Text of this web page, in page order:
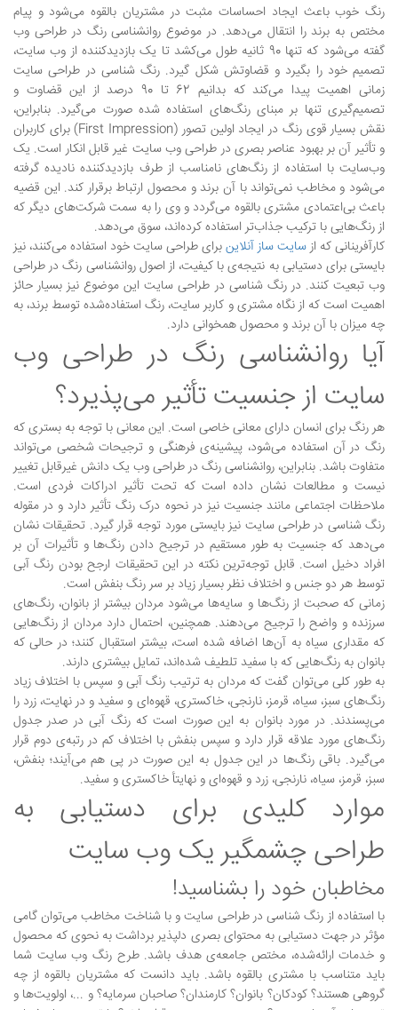
رنگ خوب باعث ایجاد احساسات مثبت در مشتریان بالقوه می‌شود و پیام
مختص به برند را انتقال می‌دهد. در موضوع روانشناسی رنگ در طراحی وب
گفته می‌شود که تنها 90 ثانیه طول می‌کشد تا یک بازدیدکننده از وب سایت،
تصمیم خود را بگیرد و قضاوتش شکل گیرد. رنگ شناسی در طراحی سایت
زمانی اهمیت پیدا می‌کند که بدانیم 62 تا 90 درصد از این قضاوت و
تصمیم‌گیری تنها بر مبنای رنگ‌های استفاده شده صورت می‌گیرد. بنابراین،
نقش بسیار قوی رنگ در ایجاد اولین تصور (First Impression) برای کاربران
و تأثیر آن بر بهبود عناصر بصری در طراحی وب سایت غیر قابل انکار است. یک
وب‌سایت با استفاده از رنگ‌های نامناسب از طرف بازدیدکننده نادیده گرفته
می‌شود و مخاطب نمی‌تواند با آن برند و محصول ارتباط برقرار کند. این قضیه
باعث بی‌اعتمادی مشتری بالقوه می‌گردد و وی را به سمت شرکت‌های دیگر که
از رنگ‌هایی با ترکیب جذاب‌تر استفاده کرده‌اند، سوق می‌دهد.
کارآفرینانی که ازسایت ساز آنلاینبرای طراحی سایت خود استفاده می‌کنند، نیز
بایستی برای دستیابی به نتیجه‌ی با کیفیت، از اصول روانشناسی رنگ در طراحی
وب تبعیت کنند. در رنگ شناسی در طراحی سایت این موضوع نیز بسیار حائز
اهمیت است که از نگاه مشتری و کاربر سایت، رنگ استفاده‌شده توسط برند، به
چه میزان با آن برند و محصول همخوانی دارد.
آیا روانشناسی رنگ در طراحی وب
سایت از جنسیت تأثیر می‌پذیرد؟
هر رنگ برای انسان دارای معانی خاصی است. این معانی با توجه به بستری که
رنگ در آن استفاده می‌شود، پیشینه‌ی فرهنگی و ترجیحات شخصی می‌تواند
متفاوت باشد. بنابراین، روانشناسی رنگ در طراحی وب یک دانش غیرقابل تغییر
نیست و مطالعات نشان داده است که تحت تأثیر ادراکات فردی است.
ملاحظات اجتماعی مانند جنسیت نیز در نحوه درک رنگ تأثیر دارد و در مقوله
رنگ شناسی در طراحی سایت نیز بایستی مورد توجه قرار گیرد. تحقیقات نشان
می‌دهد که جنسیت به طور مستقیم در ترجیح دادن رنگ‌ها و تأثیرات آن بر
افراد دخیل است. قابل توجه‌ترین نکته در این تحقیقات ارجح بودن رنگ آبی
توسط هر دو جنس و اختلاف نظر بسیار زیاد بر سر رنگ بنفش است.
زمانی که صحبت از رنگ‌ها و سایه‌ها می‌شود مردان بیشتر از بانوان، رنگ‌های
سرزنده و واضح را ترجیح می‌دهند. همچنین، احتمال دارد مردان از رنگ‌هایی
که مقداری سیاه به آن‌ها اضافه شده است، بیشتر استقبال کنند؛ در حالی که
بانوان به رنگ‌هایی که با سفید تلطیف شده‌اند، تمایل بیشتری دارند.
به طور کلی می‌توان گفت که مردان به ترتیب رنگ‌ آبی و سپس با اختلاف زیاد
رنگ‌های سبز، سیاه، قرمز، نارنجی، خاکستری، قهوه‌ای و سفید و در نهایت، زرد را
می‌پسندند. در مورد بانوان به این صورت است که رنگ آبی در صدر جدول
رنگ‌های مورد علاقه قرار دارد و سپس بنفش با اختلاف کم در رتبه‌ی دوم قرار
می‌گیرد. باقی رنگ‌ها در این جدول به این صورت در پی هم می‌آیند؛ بنفش،
سبز، قرمز، سیاه، نارنجی، زرد و قهوه‌ای و نهایتأ خاکستری و سفید.
موارد کلیدی برای دستیابی به
طراحی چشمگیر یک وب سایت
مخاطبان خود را بشناسید!
با استفاده از رنگ شناسی در طراحی سایت و با شناخت مخاطب می‌توان گامی
مؤثر در جهت دستیابی به محتوای بصری دلپذیر برداشت به نحوی که محصول
و خدمات ارائه‌شده، مختص جامعه‌ی هدف باشد. طرح رنگ وب سایت شما
باید متناسب با مشتری بالقوه باشد. باید دانست که مشتریان بالقوه از چه
گروهی هستند؟ کودکان؟ بانوان؟ کارمندان؟ صاحبان سرمایه؟ و ...، اولویت‌ها و